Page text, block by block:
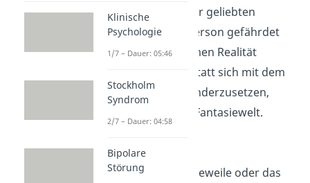
dem Verlust einer geliebten
Person, ist die Person gefährdet
der unangenehmen Realität
auszuweichen. Statt sich mit dem
Trauma auseinanderzusetzen,
flieht sie in eine Fantasiewelt.
Unterforderung
Auch durch Langeweile oder das
Klinische
Psychologie
1/7 – Dauer: 05:46
Stockholm
Syndrom
2/7 – Dauer: 04:58
Bipolare
Störung